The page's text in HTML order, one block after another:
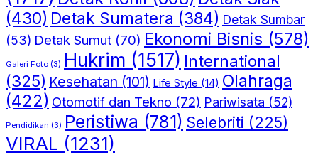
(430) Detak Sumatera (384) Detak Sumbar
(53) Detak Sumut (70) Ekonomi Bisnis (578)
Galeri Foto (3) Hukrim (1517) International
(325) Kesehatan (101) Life Style (14) Olahraga
(422) Otomotif dan Tekno (72) Pariwisata (52)
Pendidikan (3) Peristiwa (781) Selebriti (225)
VIRAL (1231)